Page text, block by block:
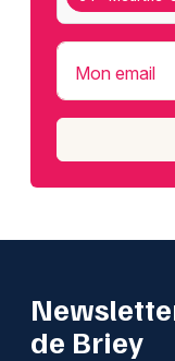
Mon email
de Briey